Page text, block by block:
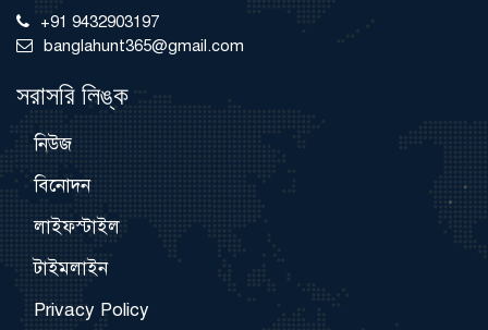
+91 9432903197
banglahunt365@gmail.com
সরাসরি লিঙ্ক
নিউজ
বিনোদন
লাইফস্টাইল
টাইমলাইন
Privacy Policy